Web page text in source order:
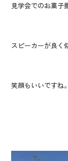
見学会でのお菓子
スピーカーが良く
笑顔もいいですね。